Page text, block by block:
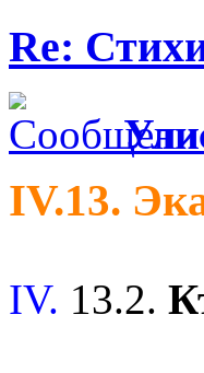
Re:
IV.13.
IV. 13.2.